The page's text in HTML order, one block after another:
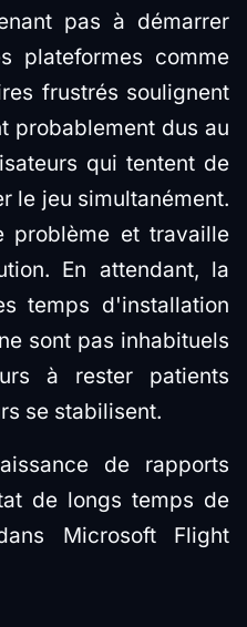
pas à démarrer
plateformes comme
frustrés soulignent
probablement dus au
qui tentent de
le jeu simultanément.
problème et travaille
En attendant, la
temps d'installation
sont pas inhabituels
à rester patients
se stabilisent.
de rapports
de longs temps de
Microsoft Flight